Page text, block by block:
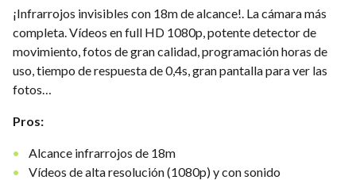
¡Infrarrojos invisibles con 18m de alcance!. La cámara más
completa. Vídeos en full HD 1080p, potente detector de
movimiento, fotos de gran calidad, programación horas de
uso, tiempo de respuesta de 0,4s, gran pantalla para ver las
fotos…
Pros:
Alcance infrarrojos de 18m
Vídeos de alta resolución (1080p) y con sonido